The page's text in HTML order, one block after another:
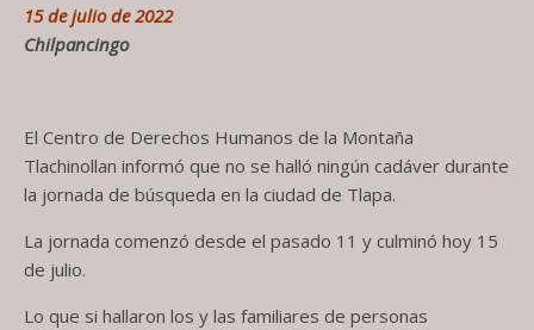
15 de julio de 2022
Chilpancingo
El Centro de Derechos Humanos de la Montaña
Tlachinollan informó que no se halló ningún cadáver durante
la jornada de búsqueda en la ciudad de Tlapa.
La jornada comenzó desde el pasado 11 y culminó hoy 15
de julio.
Lo que si hallaron los y las familiares de personas